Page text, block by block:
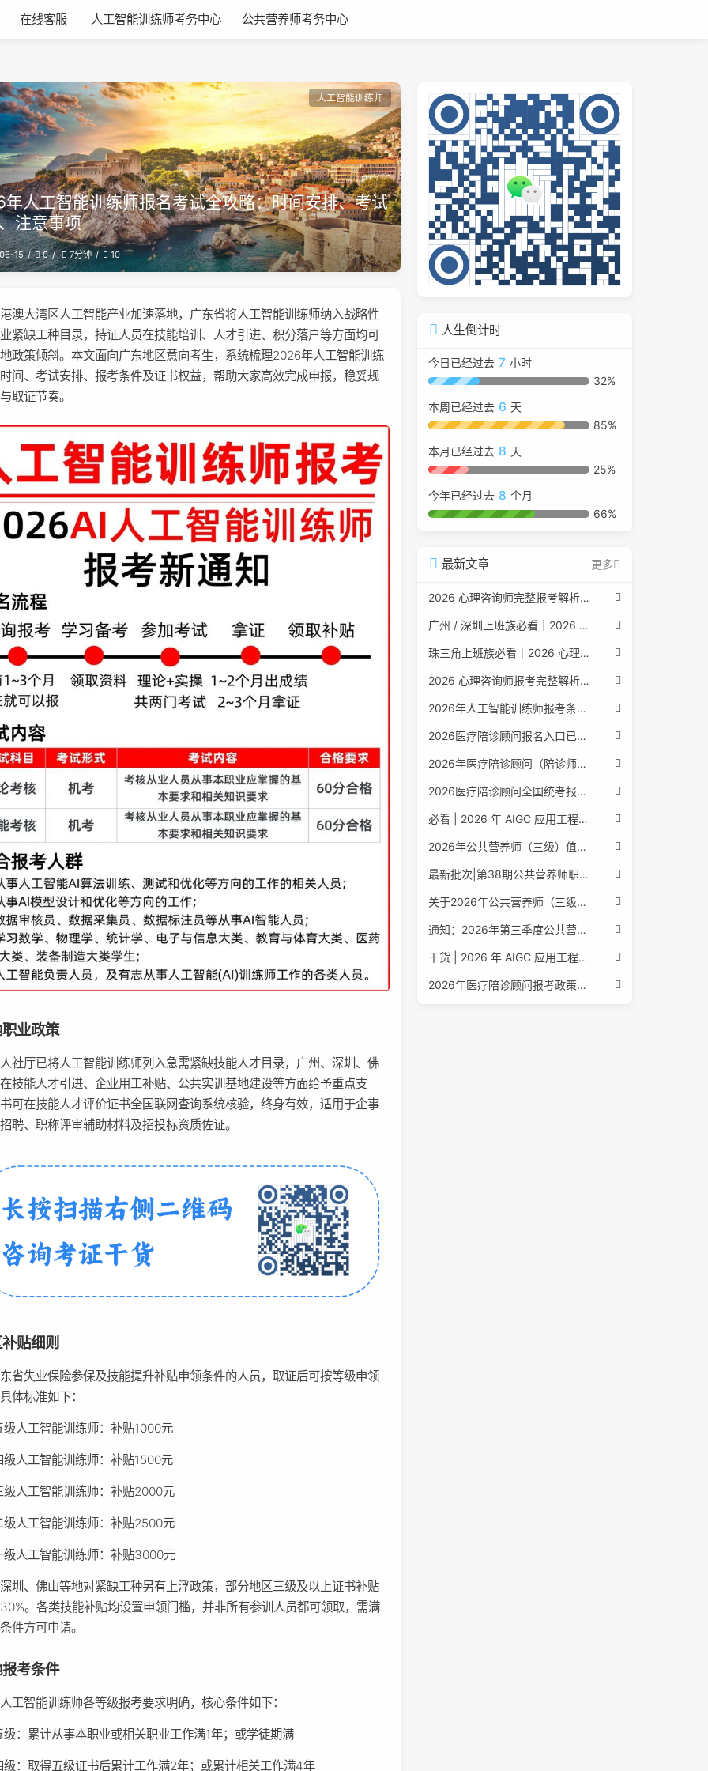
在线客服 人工智能训练师考务中心 公共营养师考务中心
人工智能训练师
人工智能训练师报名考试全攻略：时间安排、考试
注意事项​
15 0 7分钟 10
澳大湾区人工智能产业加速落地，广东省将人工智能训练师纳入战略性
紧缺工种目录，持证人员在技能培训、人才引进、积分落户等方面均可
政策倾斜。本文面向广东地区意向考生，系统梳理2026年人工智能训练
间、考试安排、报考条件及证书权益，帮助大家高效完成申报，稳妥规
取证节奏。
业政策
社厅已将人工智能训练师列入急需紧缺技能人才目录，广州、深圳、佛
技能人才引进、企业用工补贴、公共实训基地建设等方面给予重点支
可在技能人才评价证书全国联网查询系统核验，终身有效，适用于企事
聘、职称评审辅助材料及招投标资质佐证。
贴细则
省失业保险参保及技能提升补贴申领条件的人员，取证后可按等级申领
体标准如下：
级人工智能训练师：补贴1000元
级人工智能训练师：补贴1500元
级人工智能训练师：补贴2000元
级人工智能训练师：补贴2500元
级人工智能训练师：补贴3000元
圳、佛山等地对紧缺工种另有上浮政策，部分地区三级及以上证书补贴
。各类技能补贴均设置申领门槛，并非所有参训人员都可领取，需满
件方可申请。
考条件
工智能训练师各等级报考要求明确，核心条件如下：
级：累计从事本职业或相关职业工作满1年；或学徒期满
级：取得五级证书后累计工作满2年；或累计相关工作满4年
人生倒计时
今日已经过去 7 小时
32%
本周已经过去 6 天
85%
本月已经过去 8 天
25%
今年已经过去 8 个月
66%
最新文章 更多
2026 心理咨询师完整报考解析（2017 国考取消后现行权威体系 + 避坑全指南）
广州 / 深圳上班族必看｜2026 心理咨询师考证指南，转行副业、情绪疏导双收益
珠三角上班族必看｜2026 心理咨询师考证指南，转行副业、情绪疏导双收益
2026 心理咨询师报考完整解析｜2017 国考取消后正规报考标准、流程避坑指南
2026年人工智能训练师报考条件与流程：2026年最新官方要求全面解读
2026医疗陪诊顾问报名入口已公布，全国报考条件流程政策全解析
2026年医疗陪诊顾问（陪诊师）招生启动，全国报考指南附报名官网
2026医疗陪诊顾问全国统考报名中，报考条件流程全攻略附报名入口
必看 | 2026 年 AIGC 应用工程师报考核心要点：报名费用、官网可查、行业认可度、补考规则全盘点
2026年公共营养师（三级）值得考吗？报名入口+条件+证书用途
最新批次|第38期公共营养师职业能力评价证书报名培训通知
关于2026年公共营养师（三级、四级）全国统一认定报名的服务通知
通知：2026年第三季度公共营养师四级培训报名安排正式发布
干货 | 2026 年 AIGC 应用工程师报考指南：报名流程、学历要求、培训课程、就业方向全梳理
2026年医疗陪诊顾问报考政策更新，全国报名入口与报考指南全同步